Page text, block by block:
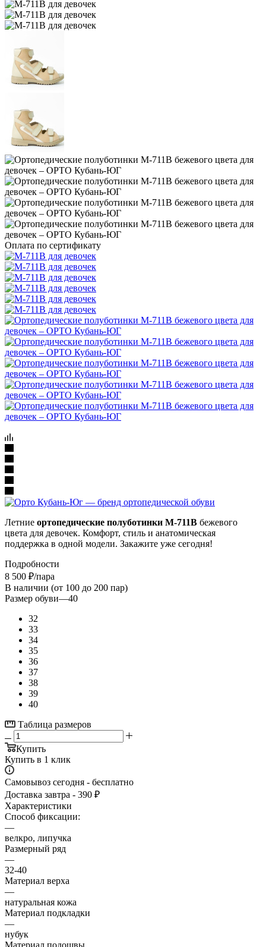
Оплата по сертификату
Летние ортопедические полуботинки М-711В бежевого
цвета для девочек. Комфорт, стиль и анатомическая
поддержка в одной модели. Закажите уже сегодня!
Подробности
8 500 ₽/пара
В наличии (от 100 до 200 пар)
Размер обуви—40
32
33
34
35
36
37
38
39
40
Таблица размеров
Купить
Купить в 1 клик
Самовывоз сегодня - бесплатно
Доставка завтра - 390 ₽
Характеристики
Способ фиксации:
—
велкро, липучка
Размерный ряд
—
32-40
Материал верха
—
натуральная кожа
Материал подкладки
—
нубук
Материал подошвы